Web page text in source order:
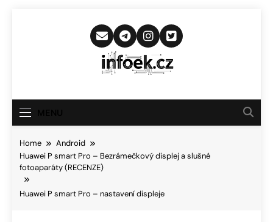
Infoek.cz
Novinkám
Home
Android
Huawei P smart Pro – Bezrámečkový displej a slušné
fotoaparáty (RECENZE)
Huawei P smart Pro – nastavení displeje